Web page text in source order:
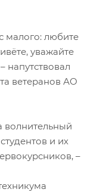
малого: любите
уважайте
напутствовал
ветеранов АО
волнительный
и их
–